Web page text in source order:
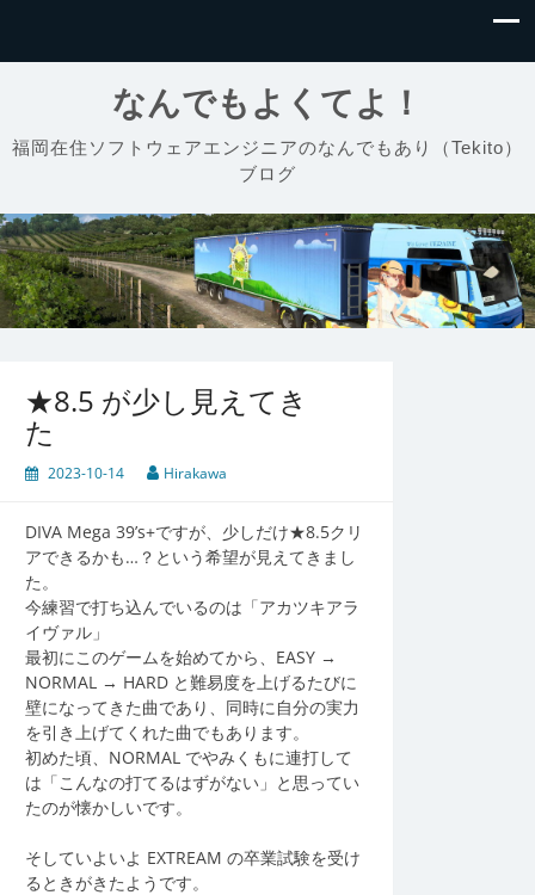
なんでもよくてよ！
福岡在住ソフトウェアエンジニアのなんでもあり（Tekito）
ブログ
★8.5 が少し見えてき
た
2023-10-14 Hirakawa
DIVA Mega 39’s+ですが、少しだけ★8.5クリ
アできるかも…？という希望が見えてきまし
た。
今練習で打ち込んでいるのは「アカツキアラ
イヴァル」
最初にこのゲームを始めてから、EASY →
NORMAL → HARD と難易度を上げるたびに
壁になってきた曲であり、同時に自分の実力
を引き上げてくれた曲でもあります。
初めた頃、NORMAL でやみくもに連打して
は「こんなの打てるはずがない」と思ってい
たのが懐かしいです。
そしていよいよ EXTREAM の卒業試験を受け
るときがきたようです。